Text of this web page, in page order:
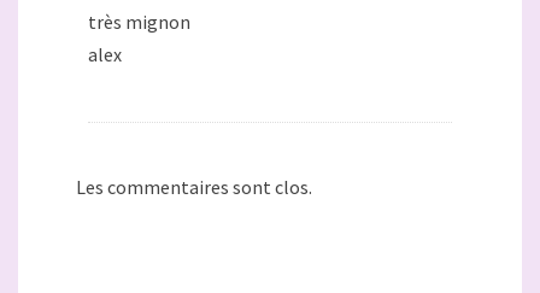
très mignon
alex
Les commentaires sont clos.